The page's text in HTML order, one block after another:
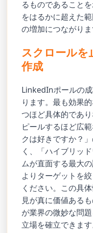
るものであること
をはるかに超えた
の増加につながりま
スクロールを
作成
LinkedInポールの
ります。最も効果
つほど具体的であ
ピールするほど広
クは好きですか？
く、「ハイブリッ
ムが直面する最大
よりターゲットを
ください。この具
見が真に価値ある
が業界の微妙な問
立場を確立できます